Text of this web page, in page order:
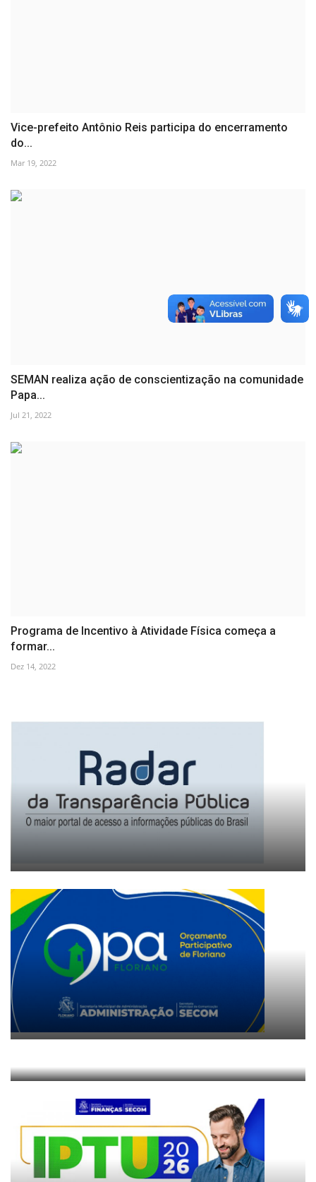
Vice-prefeito Antônio Reis participa do encerramento
do...
Mar 19, 2022
SEMAN realiza ação de conscientização na comunidade
Papa...
Jul 21, 2022
Programa de Incentivo à Atividade Física começa a
formar...
Dez 14, 2022